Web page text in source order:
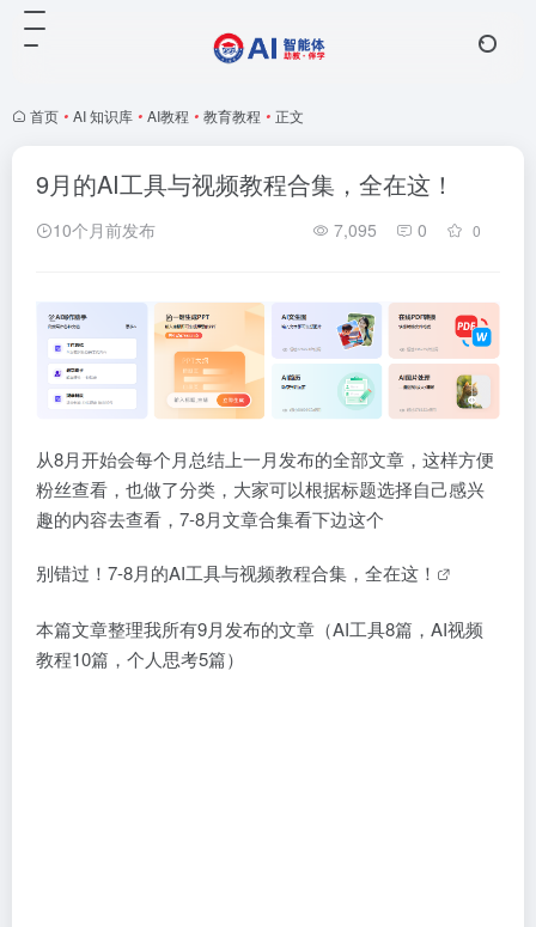
首页 • AI 知识库 • AI教程 • 教育教程 • 正文
9月的AI工具与视频教程合集，全在这！
10个月前发布 7,095 0 0
从8月开始会每个月总结上一月发布的全部文章，这样方便
粉丝查看，也做了分类，大家可以根据标题选择自己感兴
趣的内容去查看，7-8月文章合集看下边这个
别错过！7-8月的AI工具与视频教程合集，全在这！
本篇文章整理我所有9月发布的文章（AI工具8篇，AI视频
教程10篇，个人思考5篇）